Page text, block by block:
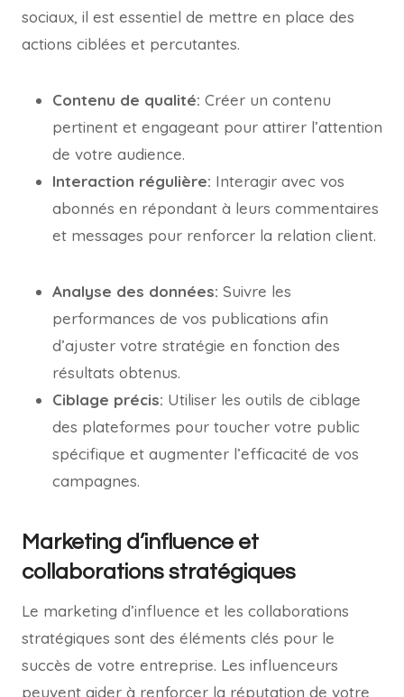
sociaux, il est essentiel de mettre en place des
actions ciblées et percutantes.
Contenu de qualité: Créer un contenu
pertinent et engageant pour attirer l’attention
de votre audience.
Interaction régulière: Interagir avec vos
abonnés en répondant à leurs commentaires
et messages pour renforcer la relation client.
Analyse des données: Suivre les
performances de vos publications afin
d’ajuster votre stratégie en fonction des
résultats obtenus.
Ciblage précis: Utiliser les outils de ciblage
des plateformes pour toucher votre public
spécifique et augmenter l’efficacité de vos
campagnes.
Marketing d’influence et
collaborations stratégiques
Le marketing d’influence et les collaborations
stratégiques sont des éléments clés pour le
succès de votre entreprise. Les influenceurs
peuvent aider à renforcer la réputation de votre